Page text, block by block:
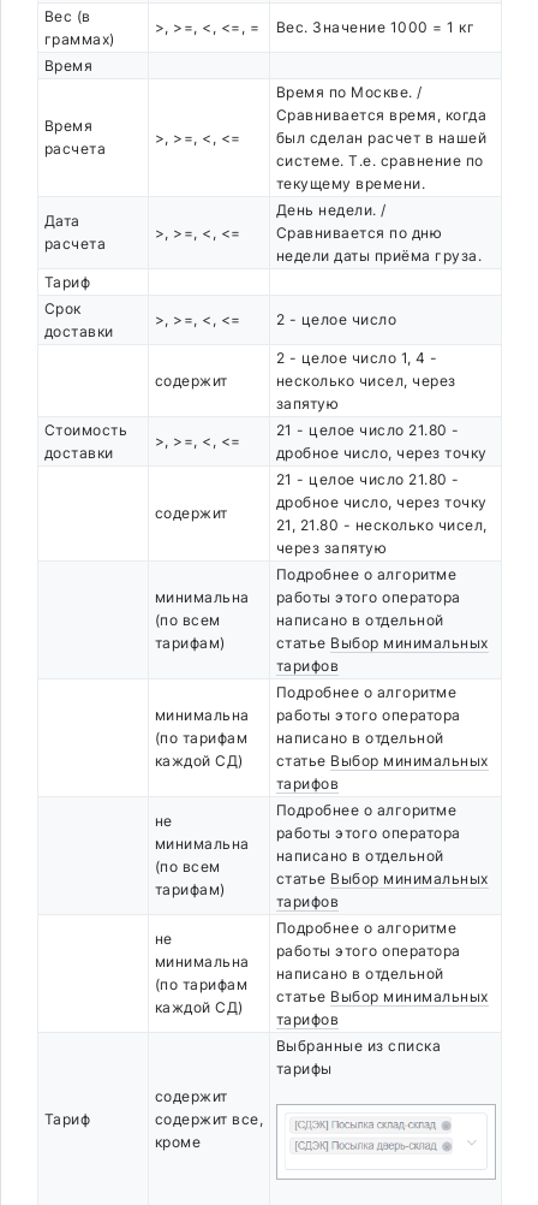
Вес (в
граммах)
>, >=, <, <=, = Вес. Значение 1000 = 1 кг
Время
Время
расчета
>, >=, <, <=
Время по Москве. /
Сравнивается время, когда
был сделан расчет в нашей
системе. Т.е. сравнение по
текущему времени.
Дата
расчета
>, >=, <, <=
День недели. /
Сравнивается по дню
недели даты приёма груза.
Тариф
Срок
доставки
>, >=, <, <= 2 - целое число
содержит
2 - целое число 1, 4 -
несколько чисел, через
запятую
Стоимость
доставки
>, >=, <, <=
21 - целое число 21.80 -
дробное число, через точку
содержит
21 - целое число 21.80 -
дробное число, через точку
21, 21.80 - несколько чисел,
через запятую
минимальна
(по всем
тарифам)
Подробнее о алгоритме
работы этого оператора
написано в отдельной
статье Выбор минимальных
тарифов
минимальна
(по тарифам
каждой СД)
Подробнее о алгоритме
работы этого оператора
написано в отдельной
статье Выбор минимальных
тарифов
не
минимальна
(по всем
тарифам)
Подробнее о алгоритме
работы этого оператора
написано в отдельной
статье Выбор минимальных
тарифов
не
минимальна
(по тарифам
каждой СД)
Подробнее о алгоритме
работы этого оператора
написано в отдельной
статье Выбор минимальных
тарифов
Тариф
содержит
содержит все,
кроме
Выбранные из списка
тарифы